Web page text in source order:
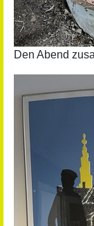
Den Abend